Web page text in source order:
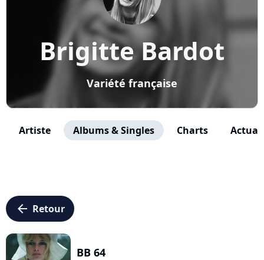
Brigitte Bardot
Variété française
Artiste Albums & Singles Charts
arrow_left Retour
BB 64